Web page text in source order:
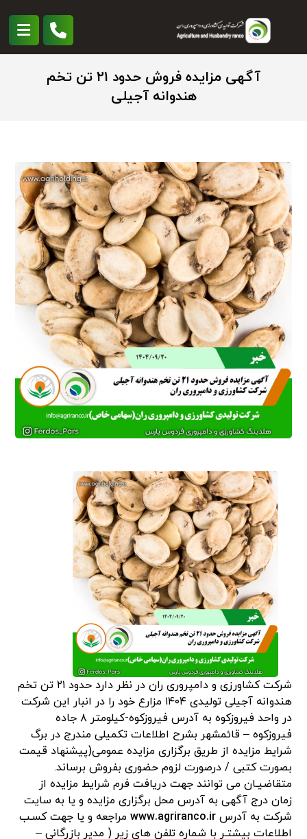
آگهی مزایده فروش حدود ۲۱ تن تخم
هندوانه آجیلی
شرکت کشاورزی و دامپروری ران در نظر دارد حدود ۲۱ تن تخم
هندوانه آجیلی تولیدی ۱۴۰۴ مزارع خود را در انبار این شرکت
در واحد فیروزکوه به آدرس فیروزکوه-کیلومتر ۸ جاده
فیروزکوه – قائمشهر بشرح اطلاعات تکمیلی مندرج در برگ
شرایط مزایده از طریق برگزاری مزایده عمومی(پیشنهاد قیمت
بصورت کتبی / درصورت لزوم حضوری بفروش برساند.
متقاضیـان می توانند جهت دریافت فرم شرایط مزایده از
زمان درج آگهی به آدرس محل برگزاری مزایده و یا به سایت
شرکت به آدرسwww.agriranco.ir مراجعه و یا جهت کسـب
اطلاعات بیشتـر با شماره تلفن های زیر ( مدیر بازرگانی –